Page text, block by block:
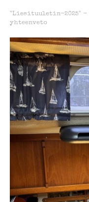
"Liesituuletin-2025" -
yhteenveto